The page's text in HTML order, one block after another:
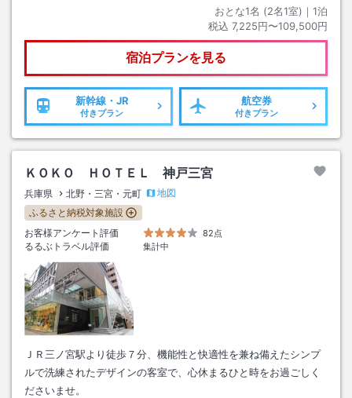
おとな1名 (2名1室)｜ 1泊
税込 7,225円〜109,500円
宿泊プランを見る
新幹線・JR
付きプラン
航空券
付きプラン
ＫＯＫＯ ＨＯＴＥＬ 神戸三宮
兵庫県 北野・三宮・元町
地図
ふるさと納税対象施設
お客様アンケート評価
82点
るるぶトラベル評価 集計中
ＪＲ三ノ宮駅より徒歩７分、機能性と快適性を兼ね備えたシンプ
ルで洗練されたデザインの客室で、心休まるひと時をお過ごしく
ださいませ。